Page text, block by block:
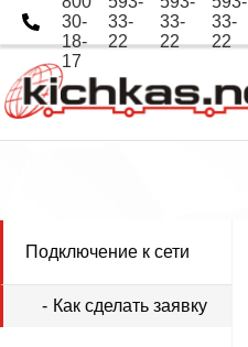
30-
18-
17
33-
22
33-
22
33-
22
Подключение к сети
Как сделать заявку